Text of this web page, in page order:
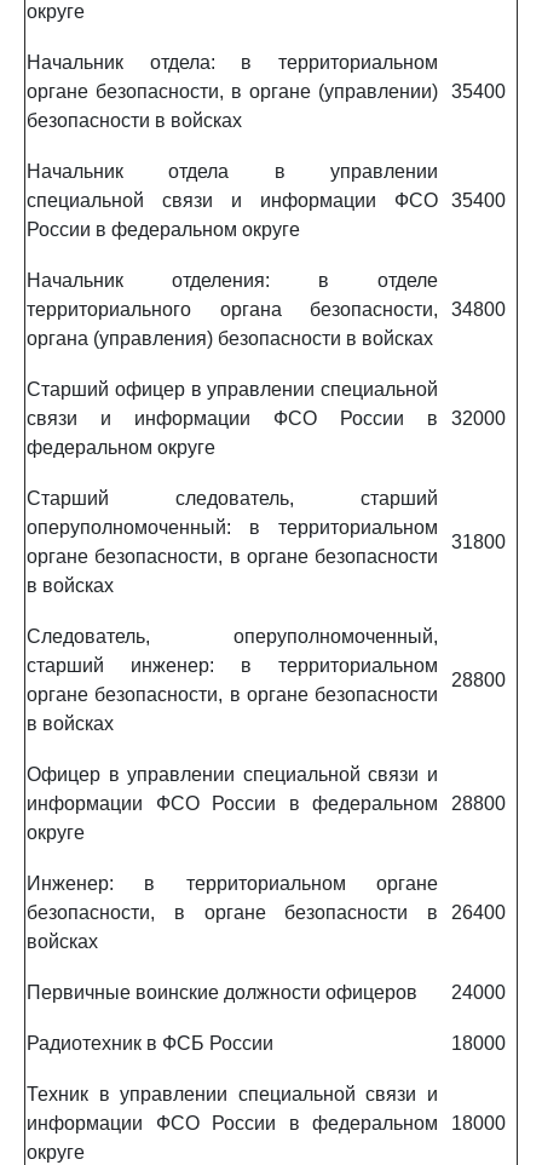
округе
Начальник отдела: в территориальном
органе безопасности, в органе (управлении)
безопасности в войсках
35400
Начальник отдела в управлении
специальной связи и информации ФСО
России в федеральном округе
35400
Начальник отделения: в отделе
территориального органа безопасности,
органа (управления) безопасности в войсках
34800
Старший офицер в управлении специальной
связи и информации ФСО России в
федеральном округе
32000
Старший следователь, старший
оперуполномоченный: в территориальном
органе безопасности, в органе безопасности
в войсках
31800
Следователь, оперуполномоченный,
старший инженер: в территориальном
органе безопасности, в органе безопасности
в войсках
28800
Офицер в управлении специальной связи и
информации ФСО России в федеральном
округе
28800
Инженер: в территориальном органе
безопасности, в органе безопасности в
войсках
26400
Первичные воинские должности офицеров 24000
Радиотехник в ФСБ России 18000
Техник в управлении специальной связи и
информации ФСО России в федеральном
округе
18000